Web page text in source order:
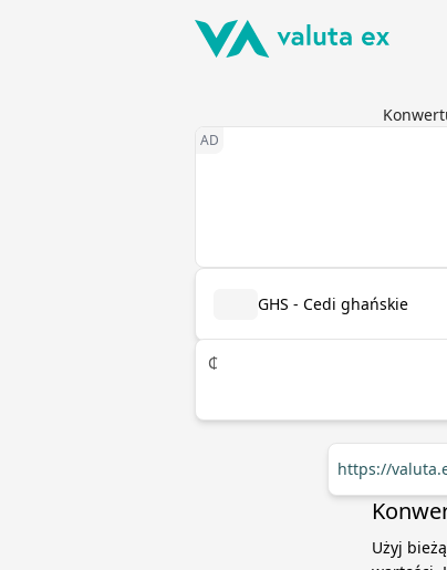
GHS - Cedi ghańskie
₵
https://
Użyj